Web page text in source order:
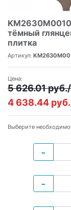
тёмный
плитка
Артикул:
Цена:
5 626.01
4 638.44
Выберите
−
−